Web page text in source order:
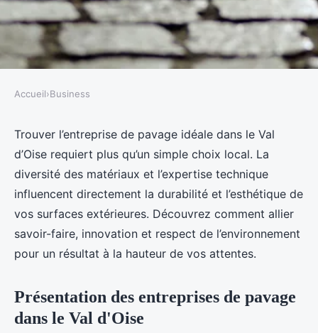
Choisir l'entreprise de pavage
idéale dans le Val d'Oise
Antonin•26 septembre 2025• 5 min de lecture
Accueil›Business
Trouver l’entreprise de pavage idéale dans le Val
d’Oise requiert plus qu’un simple choix local. La
diversité des matériaux et l’expertise technique
influencent directement la durabilité et l’esthétique de
vos surfaces extérieures. Découvrez comment allier
savoir-faire, innovation et respect de l’environnement
pour un résultat à la hauteur de vos attentes.
Présentation des entreprises de pavage
dans le Val d'Oise